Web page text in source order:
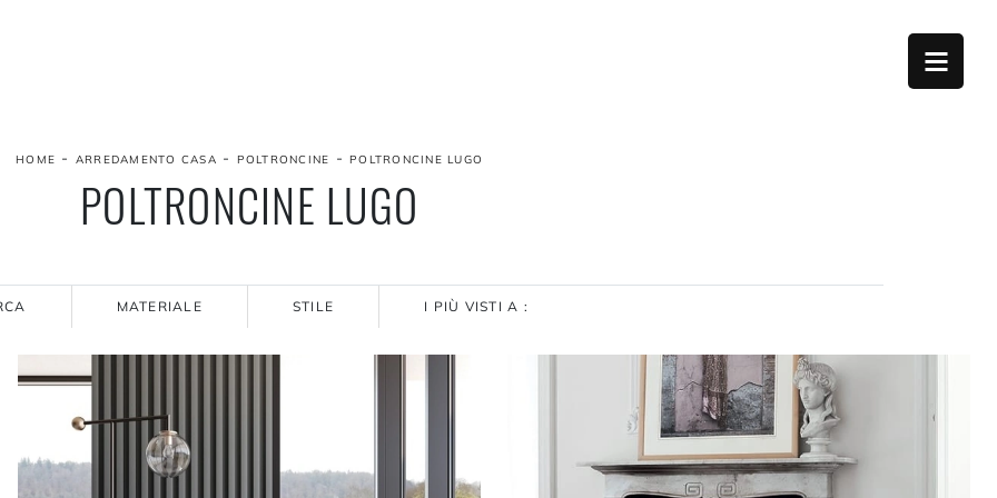
HOME - ARREDAMENTO CASA - POLTRONCINE - POLTRONCINE LUGO
POLTRONCINE LUGO
MATERIALE STILE I PIÙ VISTI A :